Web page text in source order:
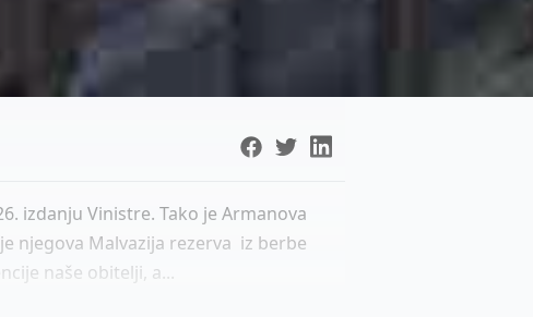
izdanju Vinistre. Tako je Armanova
njegova Malvazija rezerva iz berbe
naše obitelji, a...